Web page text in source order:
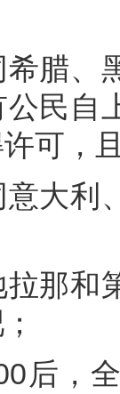
、黑
民自
可，
利、
和第
，全